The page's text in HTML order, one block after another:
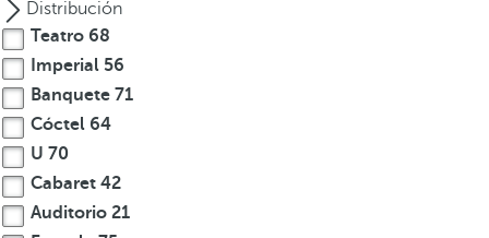
Distribución
Teatro 68
Imperial 56
Banquete 71
Cóctel 64
U 70
Cabaret 42
Auditorio 21